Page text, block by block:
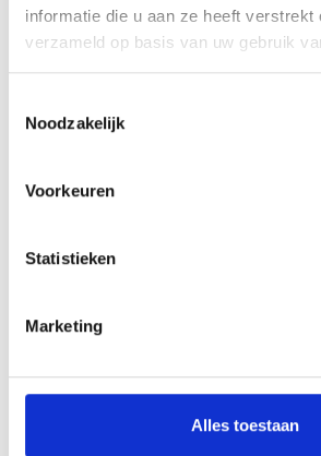
informatie die u aan ze heeft verstrekt
verzameld op basis van uw gebruik
Noodzakelijk
Voorkeuren
Statistieken
Marketing
Alles toestaan
Toevoegen aan
Gratis verzending
Meer informatie?
Neem contact
Wat onze klanten zeggen